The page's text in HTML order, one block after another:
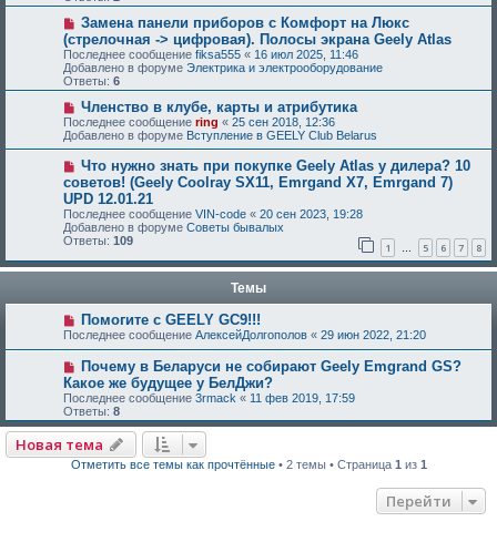
Замена панели приборов с Комфорт на Люкс
(стрелочная -> цифровая). Полосы экрана Geely Atlas
Последнее сообщение fiksa555 « 16 июл 2025, 11:46
Добавлено в форуме Электрика и электрооборудование
Ответы: 6
Членство в клубе, карты и атрибутика
Последнее сообщение ring « 25 сен 2018, 12:36
Добавлено в форуме Вступление в GEELY Club Belarus
Что нужно знать при покупке Geely Atlas у дилера? 10
советов! (Geely Coolray SX11, Emrgand X7, Emrgand 7)
UPD 12.01.21
Последнее сообщение VIN-code « 20 сен 2023, 19:28
Добавлено в форуме Советы бывалых
Ответы: 109 1 … 5 6 7 8
Темы
Помогите с GEELY GC9!!!
Последнее сообщение АлексейДолгополов « 29 июн 2022, 21:20
Почему в Беларуси не собирают Geely Emgrand GS?
Какое же будущее у БелДжи?
Последнее сообщение 3rmack « 11 фев 2019, 17:59
Ответы: 8
Новая тема
Отметить все темы как прочтённые• 2 темы • Страница 1 из 1
Перейти